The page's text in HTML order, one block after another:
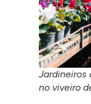
Jardineiros
no viveiro